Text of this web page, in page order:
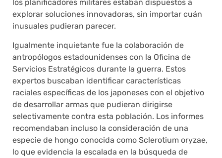
los planificadores militares estaban dispuestos a
explorar soluciones innovadoras, sin importar cuán
inusuales pudieran parecer.
Igualmente inquietante fue la colaboración de
antropólogos estadounidenses con la Oficina de
Servicios Estratégicos durante la guerra. Estos
expertos buscaban identificar características
raciales específicas de los japoneses con el objetivo
de desarrollar armas que pudieran dirigirse
selectivamente contra esta población. Los informes
recomendaban incluso la consideración de una
especie de hongo conocida como Sclerotium oryzae,
lo que evidencia la escalada en la búsqueda de